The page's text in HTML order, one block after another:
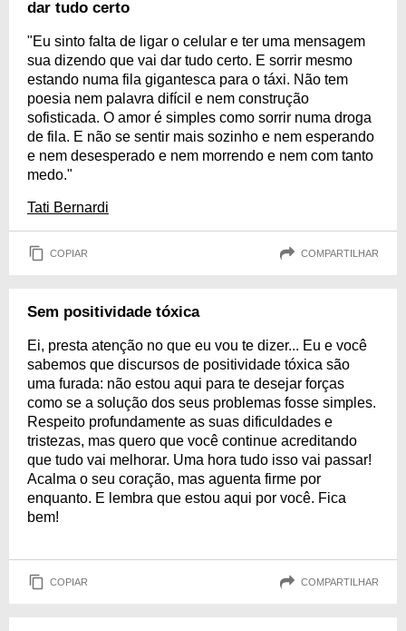
dar tudo certo
"Eu sinto falta de ligar o celular e ter uma mensagem
sua dizendo que vai dar tudo certo. E sorrir mesmo
estando numa fila gigantesca para o táxi. Não tem
poesia nem palavra difícil e nem construção
sofisticada. O amor é simples como sorrir numa droga
de fila. E não se sentir mais sozinho e nem esperando
e nem desesperado e nem morrendo e nem com tanto
medo."
Tati Bernardi
COPIAR COMPARTILHAR
Sem positividade tóxica
Ei, presta atenção no que eu vou te dizer... Eu e você
sabemos que discursos de positividade tóxica são
uma furada: não estou aqui para te desejar forças
como se a solução dos seus problemas fosse simples.
Respeito profundamente as suas dificuldades e
tristezas, mas quero que você continue acreditando
que tudo vai melhorar. Uma hora tudo isso vai passar!
Acalma o seu coração, mas aguenta firme por
enquanto. E lembra que estou aqui por você. Fica
bem!
COPIAR COMPARTILHAR